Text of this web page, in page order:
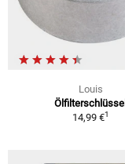
Louis
Ölfilterschlüssel
14,99 €1